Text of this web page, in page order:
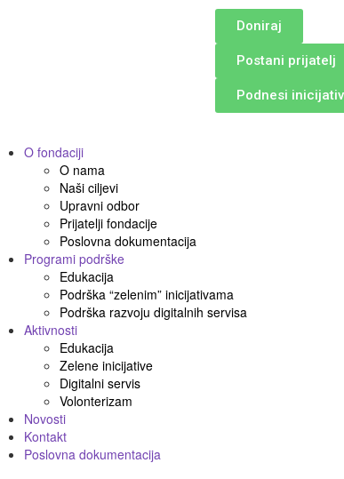
Doniraj
Postani prijatelj
Podnesi
O fondaciji
O nama
Naši ciljevi
Upravni odbor
Prijatelji fondacije
Poslovna dokumentacija
Programi podrške
Edukacija
Podrška “zelenim” inicijativama
Podrška razvoju digitalnih servisa
Aktivnosti
Edukacija
Zelene inicijative
Digitalni servis
Volonterizam
Novosti
Kontakt
Poslovna dokumentacija